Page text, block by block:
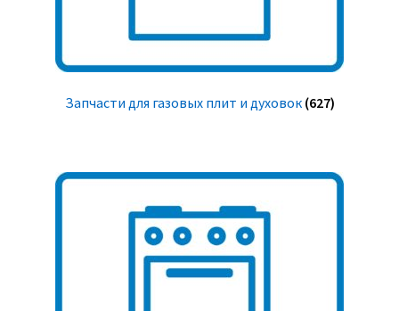
Запчасти для газовых плит и духовок (627)